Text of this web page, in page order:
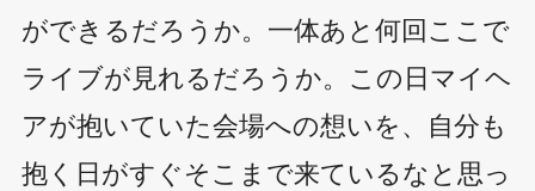
ができるだろうか。一体あと何回ここで
ライブが見れるだろうか。この日マイヘ
アが抱いていた会場への想いを、自分も
抱く日がすぐそこまで来ているなと思っ